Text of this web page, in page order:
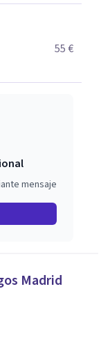
55 €
mensaje
Madrid